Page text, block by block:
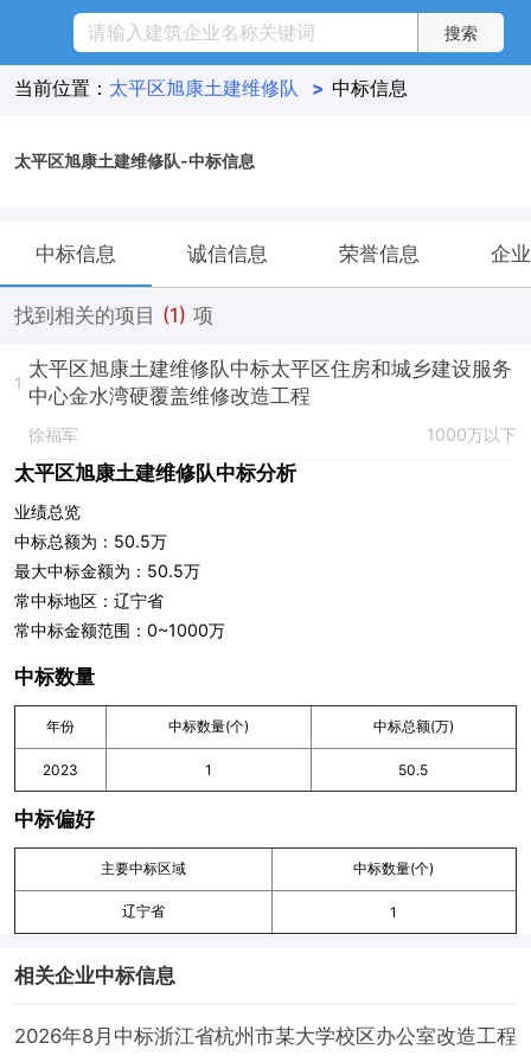
当前位置： 太平区旭康土建维修队 > 中标信息
太平区旭康土建维修队-中标信息
中标信息 诚信信息 荣誉信息 企
找到相关的项目 (1) 项
1
太平区旭康土建维修队中标太平区住房和城乡建设服务
中心金水湾硬覆盖维修改造工程
徐福军 1000万以下
太平区旭康土建维修队中标分析
业绩总览
中标总额为：50.5万
最大中标金额为：50.5万
常中标地区：辽宁省
常中标金额范围：0~1000万
中标数量
年份 中标数量(个) 中标总额(万)
2023 1 50.5
中标偏好
主要中标区域 中标数量(个)
辽宁省 1
相关企业中标信息
2026年8月中标浙江省杭州市某大学校区办公室改造工程